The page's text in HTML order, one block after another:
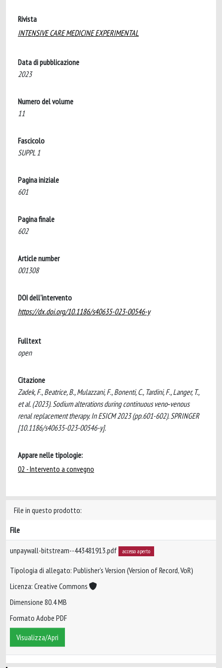
Rivista
INTENSIVE CARE MEDICINE EXPERIMENTAL
Data di pubblicazione
2023
Numero del volume
11
Fascicolo
SUPPL 1
Pagina iniziale
601
Pagina finale
602
Article number
001308
DOI dell'intervento
https://dx.doi.org/10.1186/s40635-023-00546-y
Fulltext
open
Citazione
Zadek, F., Beatrice, B., Mulazzani, F., Bonenti, C., Tardini, F., Langer, T.,
et al. (2023). Sodium alterations during continuous veno‑venous
renal replacement therapy. In ESICM 2023 (pp.601-602). SPRINGER
[10.1186/s40635-023-00546-y].
Appare nelle tipologie:
02 - Intervento a convegno
File in questo prodotto:
File
unpaywall-bitstream--443481913.pdf accesso aperto
Tipologia di allegato: Publisher’s Version (Version of Record, VoR)
Licenza: Creative Commons
Dimensione 80.4 MB
Formato Adobe PDF
Visualizza/Apri